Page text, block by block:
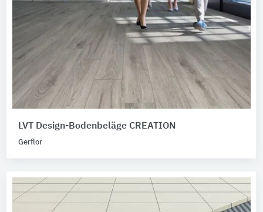
LVT Design-Bodenbeläge CREATION
Gerflor